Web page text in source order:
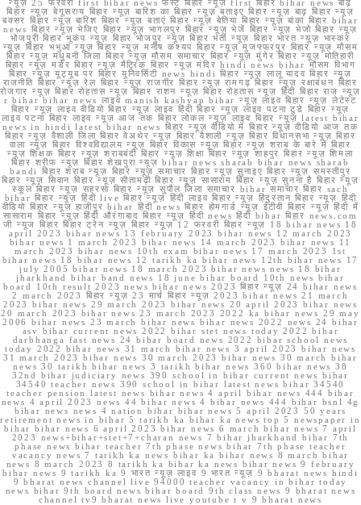
न्यूज़ 25 फरवरी first bihar news फर्स्ट बिहार न्यूज़ first बिहार bihar news बाढ़
बिहार न्यूज़ बेगूसराय बिहार न्यूज़ बारिश का बिहार न्यूज़ बताइए बिहार न्यूज़ बाढ़ बिहार न्यूज़
बक्सर बिहार न्यूज़ बारिश बिहार न्यूज़ बताएं बिहार न्यूज़ बेतिया बिहार न्यूज़ बांका बिहार bihar
news बिहार न्यूज़ भेजिए बिहार न्यूज़ भागलपुर बिहार न्यूज़ भेजें बिहार न्यूज़ भेजो बिहार न्यूज़
भोजपुरी बिहार भूकंप न्यूज़ बिहार भोजपुर न्यूज़ बिहार भर्ती न्यूज़ बिहार भारत न्यूज़ भास्कर
न्यूज़ बिहार भभुआ न्यूज़ बिहार न्यूज़ मनीष कश्यप बिहार न्यूज़ मुजफ्फरपुर बिहार न्यूज़ मौसम
बिहार न्यूज़ मधुबनी जिला बिहार न्यूज़ मौसम समाचार बिहार न्यूज़ मुंगेर बिहार न्यूज़ मोतिहारी
बिहार न्यूज़ मर्डर बिहार न्यूज़ मैट्रिक बिहार न्यूज़ मंदिर hindi news bihar मौसम विभाग
बिहार न्यूज़ यूट्यूब पर बिहार यूनिवर्सिटी news hindi बिहार न्यूज़ लालू यादव बिहार न्यूज़
राजनीति बिहार न्यूज़ रेल बिहार न्यूज़ राजगीर बिहार न्यूज़ रामगढ़ बिहार न्यूज़ रक्षाबंधन बिहार
रोजगार न्यूज़ बिहार रोहतास न्यूज़ बिहार राशन न्यूज़ बिहार रोहतास न्यूज़ हिंदी बिहार राज न्यूज़
r bihar bihar news लाइव manish kashyap bihar न्यूज़ लाइव बिहार न्यूज़ लेटेस्ट
बिहार न्यूज़ लाइव वीडियो बिहार न्यूज़ लाइव हिंदी बिहार न्यूज़ लाइव पटना टुडे बिहार न्यूज़
लाइव पटना बिहार लाइव न्यूज़ आज तक बिहार लोकल न्यूज़ लाइव बिहार न्यूज़ latest bihar
news in hindi latest bihar news बिहार न्यूज़ वीडियो में बिहार न्यूज़ वीडियो आज तक
बिहार न्यूज़ वैशाली जिला बिहार वेअथेर न्यूज़ बिहार वैशाली न्यूज़ बिहार विधानसभा न्यूज़ बिहार
वाला न्यूज़ बिहार विश्वविद्यालय न्यूज़ बिहार विकास न्यूज़ बिहार न्यूज़ शराब के बारे में बिहार
न्यूज़ शिक्षक बिहार न्यूज़ शराबबंदी बिहार न्यूज़ शिक्षा बिहार न्यूज़ शाहपुर बिहार न्यूज़ शिमला
बिहार शरीफ न्यूज़ बिहार शेखपुरा न्यूज़ bihar news sharab bihar news sharab
bandi बिहार शराब न्यूज़ बिहार न्यूज़ समाचार बिहार न्यूज़ सुनाइए बिहार न्यूज़ समस्तीपुर
बिहार न्यूज़ सिवान बिहार न्यूज़ सीतामढ़ी बिहार न्यूज़ सासाराम बिहार न्यूज़ सुनना है बिहार न्यूज़
स्कूल बिहार न्यूज़ सहरसा बिहार न्यूज़ सुपौल जिला समाचार bihar समाचार बिहार sach
bihar बिहार न्यूज़ हिंदी live बिहार न्यूज़ हिंदी लाइव बिहार न्यूज़ हिंदुस्तान बिहार न्यूज़ हिंदी
वीडियो बिहार न्यूज़ हाजीपुर bihar हिंदी news बिहार होमगार्ड न्यूज़ ईटीवी बिहार न्यूज़ हिंदी में
सासाराम बिहार न्यूज़ हिंदी औरंगाबाद बिहार न्यूज़ हिंदी news हिंदी bihar बिहार news.com
जी न्यूज बिहार बिहार ट्रेन न्यूज़ बिहार न्यूज़ 12 फरवरी बिहार न्यूज़ 18 bihar news 18
april 2023 bihar news 13 february 2023 bihar news 12 march 2023
bihar news 1 march 2023 bihar news 14 march 2023 bihar news 11
march 2023 bihar news 10th exam bihar news 17 march 2023 1st
bihar news 18 bihar news 12 tarikh ka bihar news 12th bihar news 17
july 2005 bihar news 18 march 2023 bihar news news 18 bihar
jharkhand bihar band news 18 june bihar board 10th news bihar
board 10th result 2023 news bihar news 2023 बिहार न्यूज़ 24 bihar news
2 march 2023 बिहार न्यूज़ 23 मार्च बिहार न्यूज़ 2023 bihar news 21 march
2023 bihar news 29 march 2023 bihar news 20 april 2023 bihar news
20 march 2023 bihar news 23 march 2023 2022 ka bihar news 29 may
2006 bihar news 23 march bihar news bihar news 2022 news 24 bihar
asv bihar current news 2022 bihar stet news today 2022 bihar
darbhanga fast news 24 bihar board news 2022 bihar school news
today 2022 bihar news 31 march bihar news 3 april 2023 bihar news
31 march 2023 bihar news 30 march 2023 bihar news 30 march bihar
news 30 tarikh bihar news 3 tarikh bihar news 360 bihar news 38
32nd bihar judiciary news 390 school in bihar current news bihar
34540 teacher news 390 school in bihar latest news bihar 34540
teacher pension latest news bihar news 4 april bihar news 444 bihar
news 4 april 2023 news 44 bihar news 4 bihar news 444 bihar bsnl 4g
bihar news news 4 nation bihar bihar news 5 april 2023 50 years
retirement news in bihar 5 tarikh ka bihar ka news top 5 newspaper in
bihar bihar news 6 april 2023 bihar news 6 march bihar news 7 april
2023 news+bihar+stet+7+charan news 7 bihar jharkhand bihar 7th
phase news bihar teacher 7th phase news bihar 7th phase teacher
vacancy news 7 tarikh ka news bihar ka bihar news 8 march bihar
news 8 march 2023 8 tarikh ka bihar ka news bihar news 9 february
bihar news 9 tarikh ka 9 भारत न्यूज़ लाइव 9 भारत न्यूज़ 9 bharat news hindi
9 bharat news channel live 94000 teacher vacancy in bihar today
news bihar 9th board news bihar board 9th class news 9 bharat news
channel tv9 bharat news live youtube t v 9 bharat news